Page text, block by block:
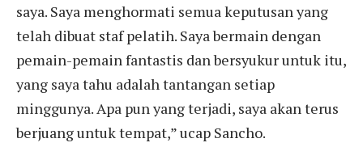
saya. Saya menghormati semua keputusan yang
telah dibuat staf pelatih. Saya bermain dengan
pemain-pemain fantastis dan bersyukur untuk itu,
yang saya tahu adalah tantangan setiap
minggunya. Apa pun yang terjadi, saya akan terus
berjuang untuk tempat,” ucap Sancho.